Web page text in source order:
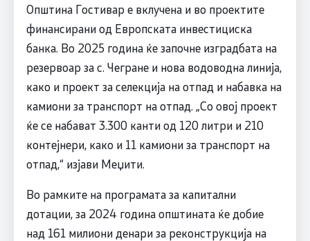
Општина Гостивар е вклучена и во проектите
финансирани од Европската инвестициска
банка. Во 2025 година ќе започне изградбата на
резервоар за с. Чегране и нова водоводна линија,
како и проект за селекција на отпад и набавка на
камиони за транспорт на отпад. „Со овој проект
ќе се набават 3.300 канти од 120 литри и 210
контејнери, како и 11 камиони за транспорт на
отпад,“ изјави Меџити.
Во рамките на програмата за капитални
дотации, за 2024 година општината ќе добие
над 161 милиони денари за реконструкција на